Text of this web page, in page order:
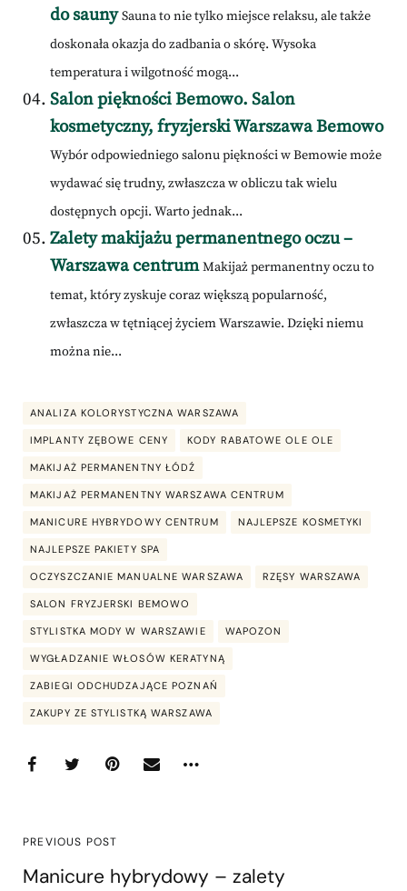
do sauny Sauna to nie tylko miejsce relaksu, ale także
doskonała okazja do zadbania o skórę. Wysoka
temperatura i wilgotność mogą...
Salon piękności Bemowo. Salon
kosmetyczny, fryzjerski Warszawa Bemowo
Wybór odpowiedniego salonu piękności w Bemowie może
wydawać się trudny, zwłaszcza w obliczu tak wielu
dostępnych opcji. Warto jednak...
Zalety makijażu permanentnego oczu –
Warszawa centrum Makijaż permanentny oczu to
temat, który zyskuje coraz większą popularność,
zwłaszcza w tętniącej życiem Warszawie. Dzięki niemu
można nie...
ANALIZA KOLORYSTYCZNA WARSZAWA
IMPLANTY ZĘBOWE CENY KODY RABATOWE OLE OLE
MAKIJAŻ PERMANENTNY ŁÓDŹ
MAKIJAŻ PERMANENTNY WARSZAWA CENTRUM
MANICURE HYBRYDOWY CENTRUM NAJLEPSZE KOSMETYKI
NAJLEPSZE PAKIETY SPA
OCZYSZCZANIE MANUALNE WARSZAWA RZĘSY WARSZAWA
SALON FRYZJERSKI BEMOWO
STYLISTKA MODY W WARSZAWIE WAPOZON
WYGŁADZANIE WŁOSÓW KERATYNĄ
ZABIEGI ODCHUDZAJĄCE POZNAŃ
ZAKUPY ZE STYLISTKĄ WARSZAWA
PREVIOUS POST
Manicure hybrydowy – zalety